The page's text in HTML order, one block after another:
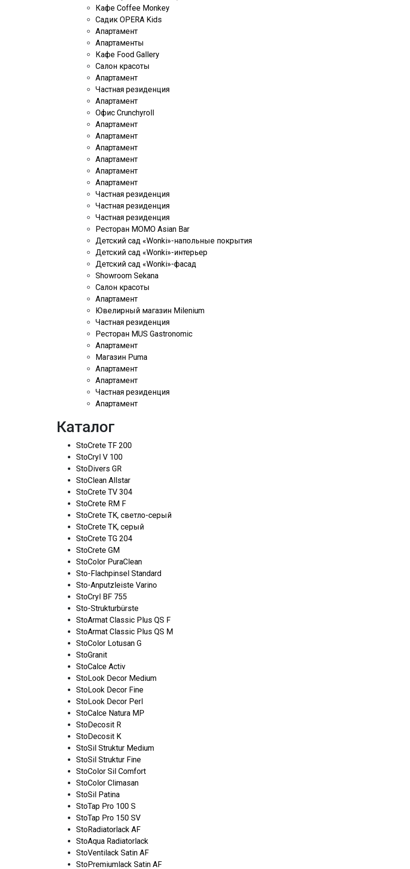
Кафе Coffee Monkey
Садик OPERA Kids
Апартамент
Апартаменты
Кафе Food Gallery
Cалон красоты
Апартамент
Частная резиденция
Апартамент
Oфис Crunchyroll
Апартамент
Апартамент
Апартамент
Апартамент
Апартамент
Апартамент
Частная резиденция
Частная резиденция
Частная резиденция
Ресторан MOMO Asian Bar
Детский сад «Wonki»-напольные покрытия
Детский сад «Wonki»-интерьер
Детский сад «Wonki»-фасад
Showroom Sekana
Салон красоты
Апартамент
Ювелирный магазин Milenium
Частная резиденция
Ресторан MUS Gastronomic
Апартамент
Магазин Puma
Апартамент
Апартамент
Частная резиденция
Апартамент
Каталог
StoCrete TF 200
StoCryl V 100
StoDivers GR
StoClean Allstar
StoCrete TV 304
StoCrete RM F
StoCrete TK, светло-серый
StoCrete TK, серый
StoCrete TG 204
StoCrete GM
StoColor PuraClean
Sto-Flachpinsel Standard
Sto-Anputzleiste Varino
StoCryl BF 755
Sto-Strukturbürste
StoArmat Classic Plus QS F
StoArmat Classic Plus QS M
StoColor Lotusan G
StoGranit
StoCalce Activ
StoLook Decor Medium
StoLook Decor Fine
StoLook Decor Perl
StoCalce Natura MP
StoDecosit R
StoDecosit K
StoSil Struktur Medium
StoSil Struktur Fine
StoColor Sil Comfort
StoColor Climasan
StoSil Patina
StoTap Pro 100 S
StoTap Pro 150 SV
StoRadiatorlack AF
StoAqua Radiatorlack
StoVentilack Satin AF
StoPremiumlack Satin AF